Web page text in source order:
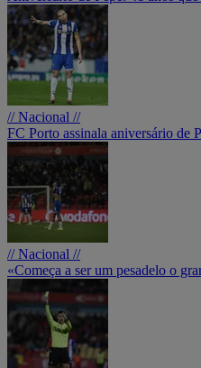
// Nacional //
FC Porto assinala aniversário de
// Nacional //
«Começa a ser um pesadelo o